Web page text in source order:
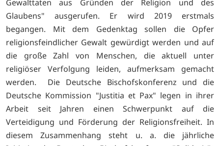
Gewalttaten aus Gründen der Religion und des
Glaubens" ausgerufen. Er wird 2019 erstmals
begangen. Mit dem Gedenktag sollen die Opfer
religionsfeindlicher Gewalt gewürdigt werden und auf
die große Zahl von Menschen, die aktuell unter
religiöser Verfolgung leiden, aufmerksam gemacht
werden. Die Deutsche Bischofskonferenz und die
Deutsche Kommission "Justitia et Pax" legen in ihrer
Arbeit seit Jahren einen Schwerpunkt auf die
Verteidigung und Förderung der Religionsfreiheit. In
diesem Zusammenhang steht u. a. die jährliche